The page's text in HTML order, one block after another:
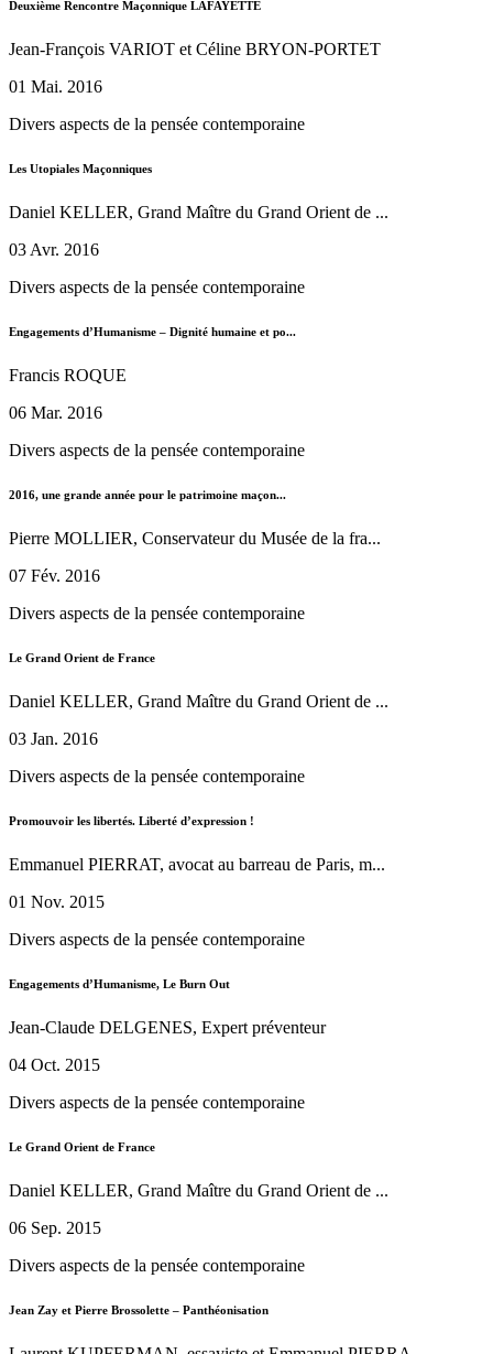
Deuxième Rencontre Maçonnique LAFAYETTE
Jean-François VARIOT et Céline BRYON-PORTET
01 Mai. 2016
Divers aspects de la pensée contemporaine
Les Utopiales Maçonniques
Daniel KELLER, Grand Maître du Grand Orient de ...
03 Avr. 2016
Divers aspects de la pensée contemporaine
Engagements d’Humanisme – Dignité humaine et po...
Francis ROQUE
06 Mar. 2016
Divers aspects de la pensée contemporaine
2016, une grande année pour le patrimoine maçon...
Pierre MOLLIER, Conservateur du Musée de la fra...
07 Fév. 2016
Divers aspects de la pensée contemporaine
Le Grand Orient de France
Daniel KELLER, Grand Maître du Grand Orient de ...
03 Jan. 2016
Divers aspects de la pensée contemporaine
Promouvoir les libertés. Liberté d’expression !
Emmanuel PIERRAT, avocat au barreau de Paris, m...
01 Nov. 2015
Divers aspects de la pensée contemporaine
Engagements d’Humanisme, Le Burn Out
Jean-Claude DELGENES, Expert préventeur
04 Oct. 2015
Divers aspects de la pensée contemporaine
Le Grand Orient de France
Daniel KELLER, Grand Maître du Grand Orient de ...
06 Sep. 2015
Divers aspects de la pensée contemporaine
Jean Zay et Pierre Brossolette – Panthéonisation